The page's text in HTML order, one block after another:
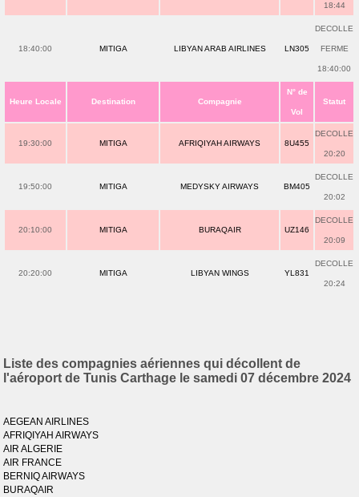
18:44
18:40:00 MITIGA LIBYAN ARAB AIRLINES LN305
DECOLLE
FERME
18:40:00
Heure Locale Destination Compagnie
N° de
Vol
Statut
19:30:00 MITIGA AFRIQIYAH AIRWAYS 8U455
DECOLLE
20:20
19:50:00 MITIGA MEDYSKY AIRWAYS BM405
DECOLLE
20:02
20:10:00 MITIGA BURAQAIR UZ146
DECOLLE
20:09
20:20:00 MITIGA LIBYAN WINGS YL831
DECOLLE
20:24
Liste des compagnies aériennes qui décollent de
l'aéroport de Tunis Carthage le samedi 07 décembre 2024
AEGEAN AIRLINES
AFRIQIYAH AIRWAYS
AIR ALGERIE
AIR FRANCE
BERNIQ AIRWAYS
BURAQAIR